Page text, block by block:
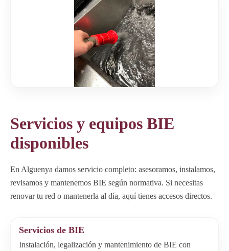
Servicios y equipos BIE
disponibles
En Alguenya damos servicio completo: asesoramos, instalamos,
revisamos y mantenemos BIE según normativa. Si necesitas
renovar tu red o mantenerla al día, aquí tienes accesos directos.
Servicios de BIE
Instalación, legalización y mantenimiento de BIE con